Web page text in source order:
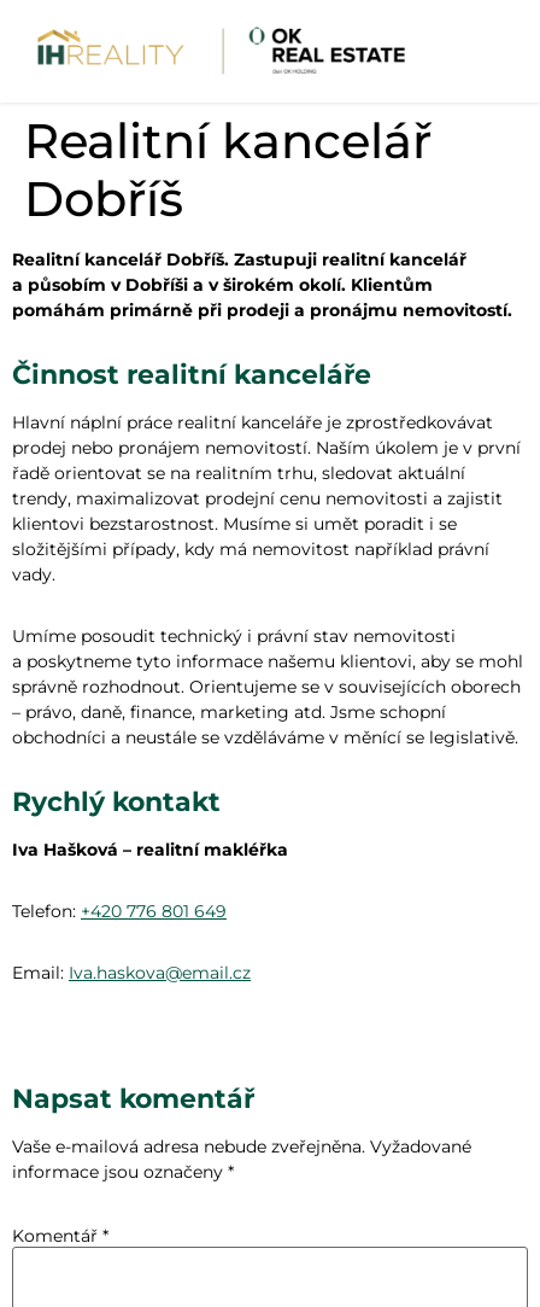
Realitní kancelář
Dobříš
Realitní kancelář Dobříš. Zastupuji realitní kancelář
a působím v Dobříši a v širokém okolí. Klientům
pomáhám primárně při prodeji a pronájmu nemovitostí.
Činnost realitní kanceláře
Hlavní náplní práce realitní kanceláře je zprostředkovávat
prodej nebo pronájem nemovitostí. Naším úkolem je v první
řadě orientovat se na realitním trhu, sledovat aktuální
trendy, maximalizovat prodejní cenu nemovitosti a zajistit
klientovi bezstarostnost. Musíme si umět poradit i se
složitějšími případy, kdy má nemovitost například právní
vady.
Umíme posoudit technický i právní stav nemovitosti
a poskytneme tyto informace našemu klientovi, aby se mohl
správně rozhodnout. Orientujeme se v souvisejících oborech
– právo, daně, finance, marketing atd. Jsme schopní
obchodníci a neustále se vzděláváme v měnící se legislativě.
Rychlý kontakt
Iva Hašková – realitní makléřka
Telefon: +420 776 801 649
Email: Iva.haskova@email.cz
Napsat komentář
Vaše e-mailová adresa nebude zveřejněna. Vyžadované
informace jsou označeny *
Komentář *